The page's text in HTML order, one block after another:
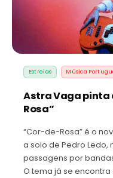
Estreias Música
Astra Vaga pinta
Rosa”
“Cor-de-Rosa” é o
a solo de Pedro
passagens por
O tema já se